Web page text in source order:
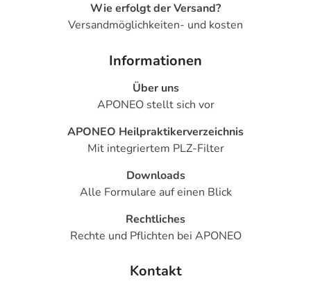
Wie erfolgt der Versand?
Versandmöglichkeiten- und kosten
Informationen
Über uns
APONEO stellt sich vor
APONEO Heilpraktikerverzeichnis
Mit integriertem PLZ-Filter
Downloads
Alle Formulare auf einen Blick
Rechtliches
Rechte und Pflichten bei APONEO
Kontakt